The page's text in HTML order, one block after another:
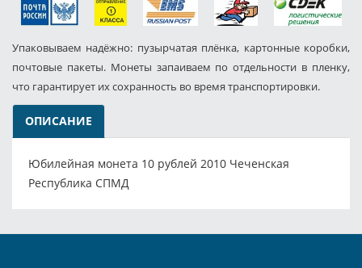
Упаковываем надёжно: пузырчатая плёнка, картонные коробки,
почтовые пакеты. Монеты запаиваем по отдельности в пленку,
что гарантирует их сохранность во время транспортировки.
ОПИСАНИЕ
Юбилейная монета 10 рублей 2010 Чеченская
Республика СПМД